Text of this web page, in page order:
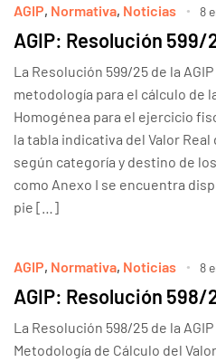
AGIP, Normativa, Noticias 8
AGIP: Resolución
La Resolución 599/25 de la
metodología para el cálculo de
Homogénea para el ejercicio
la tabla indicativa del Valor
según categoría y destino de
como Anexo I se encuentra
pie […]
AGIP, Normativa, Noticias 8
AGIP: Resolución 598/
La Resolución 598/25 de la
Metodología de Cálculo del